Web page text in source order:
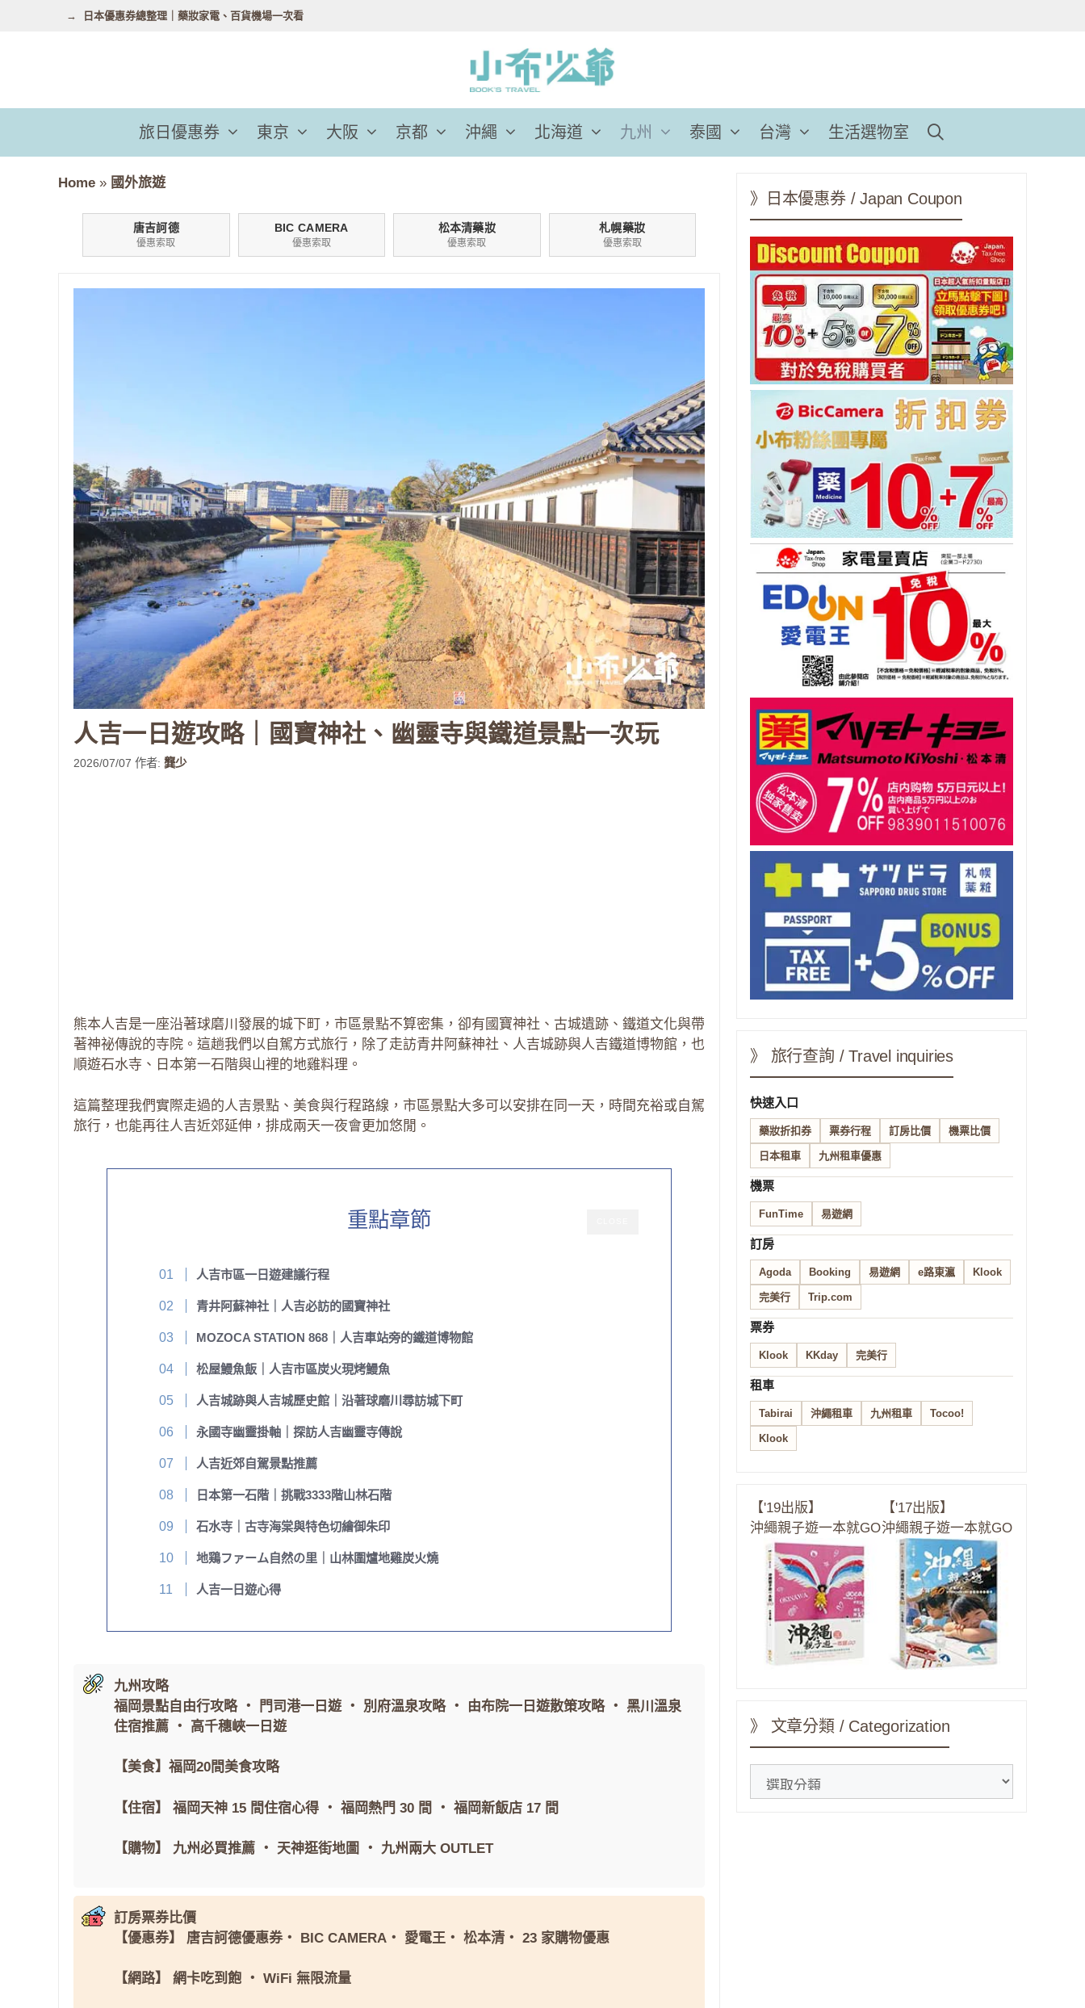
容
日本優惠券總整理｜藥妝家電、百貨機場一次看
旅日優惠券 東京 大阪 京都 沖繩 北海道 九州 泰國 台灣 生活選物室
Home » 國外旅遊
唐吉訶德
優惠索取
BIC CAMERA
優惠索取
松本清藥妝
優惠索取
札幌藥妝
優惠索取
人吉一日遊攻略｜國寶神社、幽靈寺與鐵道景點一次玩
2026/07/07 作者: 龔少
熊本人吉是一座沿著球磨川發展的城下町，市區景點不算密集，卻有國寶神社、古城遺跡、鐵道文化與帶
著神祕傳說的寺院。這趟我們以自駕方式旅行，除了走訪青井阿蘇神社、人吉城跡與人吉鐵道博物館，也
順遊石水寺、日本第一石階與山裡的地雞料理。
這篇整理我們實際走過的人吉景點、美食與行程路線，市區景點大多可以安排在同一天，時間充裕或自駕
旅行，也能再往人吉近郊延伸，排成兩天一夜會更加悠閒。
重點章節
人吉市區一日遊建議行程
青井阿蘇神社｜人吉必訪的國寶神社
MOZOCA STATION 868｜人吉車站旁的鐵道博物館
松屋鰻魚飯｜人吉市區炭火現烤鰻魚
人吉城跡與人吉城歷史館｜沿著球磨川尋訪城下町
永國寺幽靈掛軸｜探訪人吉幽靈寺傳說
人吉近郊自駕景點推薦
日本第一石階｜挑戰3333階山林石階
石水寺｜古寺海棠與特色切繪御朱印
地鶏ファーム自然の里｜山林圍爐地雞炭火燒
人吉一日遊心得
九州攻略
福岡景點自由行攻略・ 門司港一日遊 ・ 別府溫泉攻略・ 由布院一日遊散策攻略・ 黑川溫泉
住宿推薦 ・ 高千穗峽一日遊
【美食】 福岡20間美食攻略
【住宿】 福岡天神 15 間住宿心得 ・ 福岡熱門 30 間 ・ 福岡新飯店 17 間
【購物】 九州必買推薦 ・ 天神逛街地圖 ・ 九州兩大 OUTLET
訂房票券比價
【優惠券】
唐吉訶德優惠券・ BIC CAMERA ・ 愛電王 ・ 松本清 ・ 23 家購物優惠
【網路】 網卡吃到飽 ・ WiFi 無限流量
》日本優惠券 / Japan Coupon
》 旅行查詢 / Travel inquiries
快速入口
藥妝折扣券 票券行程 訂房比價 機票比價
日本租車 九州租車優惠
機票
FunTime 易遊網
訂房
Agoda Booking 易遊網 e路東瀛 Klook
完美行 Trip.com
票券
Klook KKday 完美行
租車
Tabirai 沖繩租車 九州租車 Tocoo!
Klook
【'19出版】
沖繩親子遊一本就GO
【'17出版】
沖繩親子遊一本就GO
》 文章分類 / Categorization